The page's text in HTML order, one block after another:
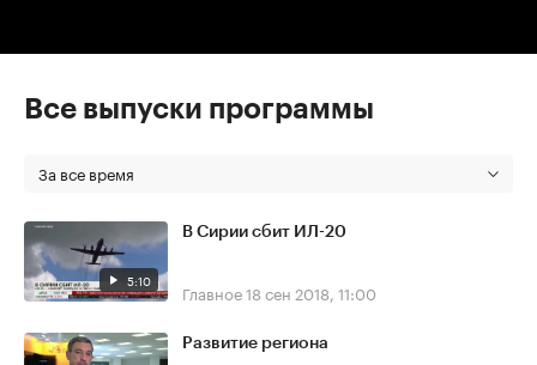
Все выпуски программы
За все время
5:10
В Сирии сбит ИЛ-20
Главное18 сен 2018, 11:00
Развитие региона